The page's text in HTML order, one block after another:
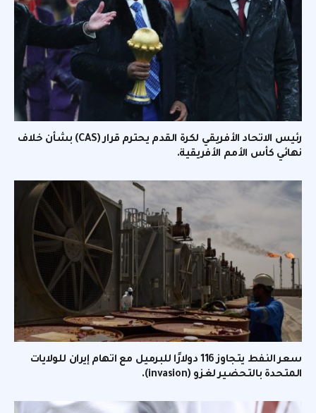
رئيس الاتحاد الأفريقي لكرة القدم يحترم قرار (CAS) بشأن خلاف
نهائي كأس الأمم الأفريقية.
سعر النفط يتجاوز 116 دولارًا للبرميل مع اتهام إيران للولايات
المتحدة بالتحضير لغزو (invasion).